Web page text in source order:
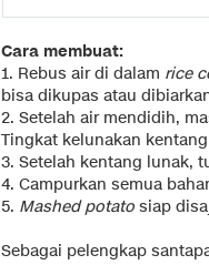
Cara membuat:
1. Rebus air di dalam rice
bisa dikupas atau
2. Setelah air mendidih,
Tingkat kelunakan
3. Setelah kentang lunak,
4. Campurkan semua
5. Mashed potato siap
Sebagai pelengkap